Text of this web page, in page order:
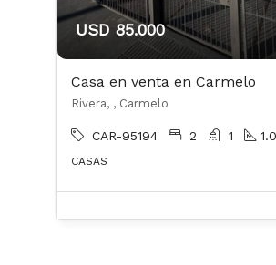
USD 85.000
Casa en venta en Carmelo
Rivera, , Carmelo
CAR-95194 2 1
CASAS